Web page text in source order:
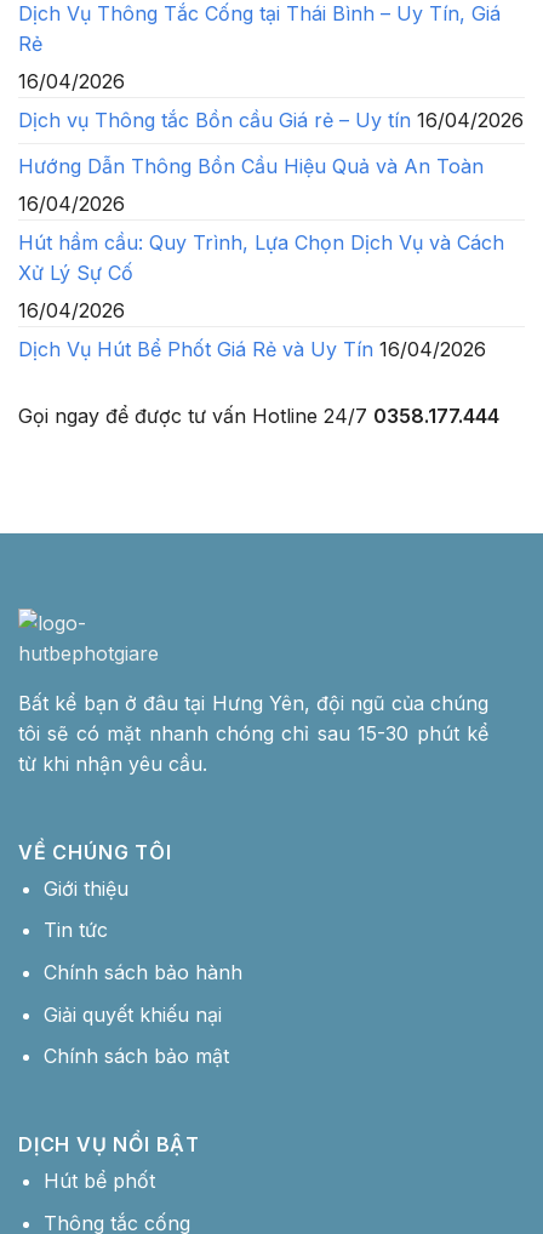
Dịch Vụ Thông Tắc Cống tại Thái Bình – Uy Tín, Giá
Rẻ
16/04/2026
Dịch vụ Thông tắc Bồn cầu Giá rẻ – Uy tín 16/04/2026
Hướng Dẫn Thông Bồn Cầu Hiệu Quả và An Toàn
16/04/2026
Hút hầm cầu: Quy Trình, Lựa Chọn Dịch Vụ và Cách
Xử Lý Sự Cố
16/04/2026
Dịch Vụ Hút Bể Phốt Giá Rẻ và Uy Tín 16/04/2026
Gọi ngay để được tư vấn Hotline 24/7 0358.177.444
Bất kể bạn ở đâu tại Hưng Yên, đội ngũ của chúng
tôi sẽ có mặt nhanh chóng chỉ sau 15-30 phút kể
từ khi nhận yêu cầu.
VỀ CHÚNG TÔI
Giới thiệu
Tin tức
Chính sách bảo hành
Giải quyết khiếu nại
Chính sách bảo mật
DỊCH VỤ NỔI BẬT
Hút bể phốt
Thông tắc cống